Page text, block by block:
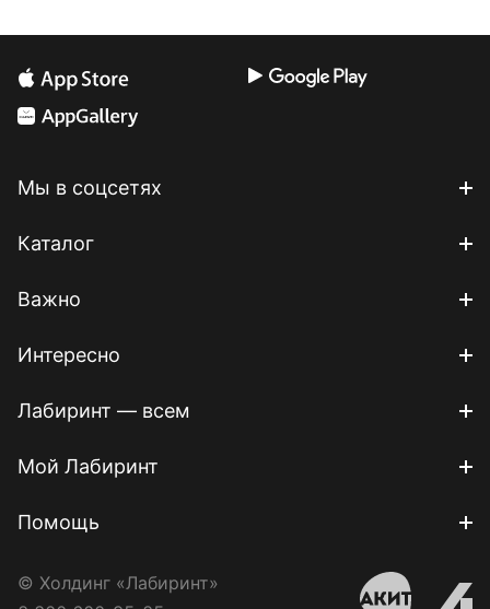
Мы в соцсетях
Каталог
Важно
Интересно
Лабиринт — всем
Мой Лабиринт
Помощь
© Холдинг «Лабиринт»